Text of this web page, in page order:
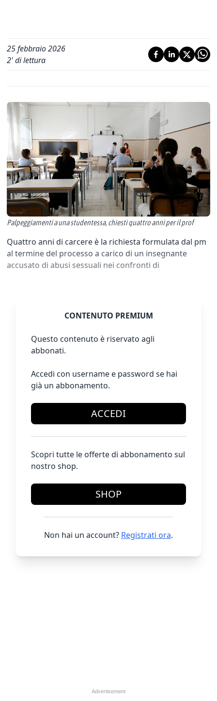
25 febbraio 2026
2' di lettura
Palpeggiamenti a una studentessa, chiesti quattro anni per il prof
Quattro anni di carcere è la richiesta formulata dal pm
al termine del processo a carico di un insegnante
accusato di abusi sessuali nei confronti di
CONTENUTO PREMIUM
Questo contenuto è riservato agli
abbonati.
Accedi con username e password se hai
già un abbonamento.
ACCEDI
Scopri tutte le offerte di abbonamento sul
nostro shop.
SHOP
Non hai un account? Registrati ora.